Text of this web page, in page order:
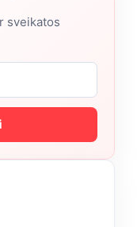
sveikatos